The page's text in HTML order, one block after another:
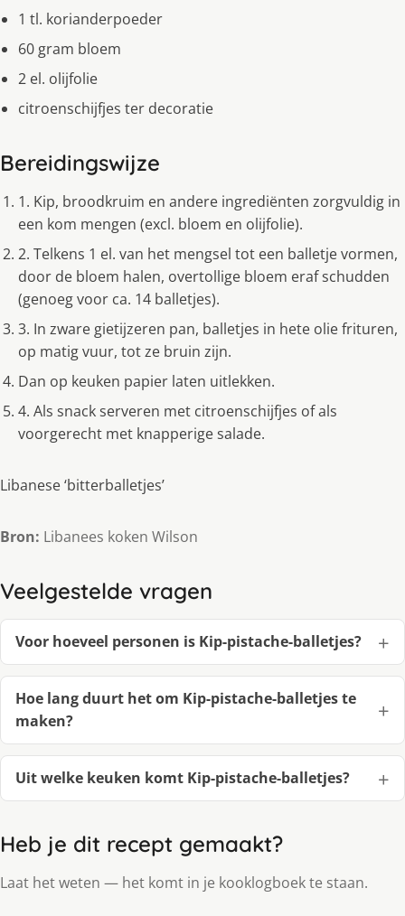
1 tl. korianderpoeder
60 gram bloem
2 el. olijfolie
citroenschijfjes ter decoratie
Bereidingswijze
1. Kip, broodkruim en andere ingrediënten zorgvuldig in
een kom mengen (excl. bloem en olijfolie).
2. Telkens 1 el. van het mengsel tot een balletje vormen,
door de bloem halen, overtollige bloem eraf schudden
(genoeg voor ca. 14 balletjes).
3. In zware gietijzeren pan, balletjes in hete olie frituren,
op matig vuur, tot ze bruin zijn.
Dan op keuken papier laten uitlekken.
4. Als snack serveren met citroenschijfjes of als
voorgerecht met knapperige salade.
Libanese ‘bitterballetjes’
Bron: Libanees koken Wilson
Veelgestelde vragen
Voor hoeveel personen is Kip-pistache-balletjes?
Hoe lang duurt het om Kip-pistache-balletjes te
maken?
Uit welke keuken komt Kip-pistache-balletjes?
Heb je dit recept gemaakt?
Laat het weten — het komt in je kooklogboek te staan.